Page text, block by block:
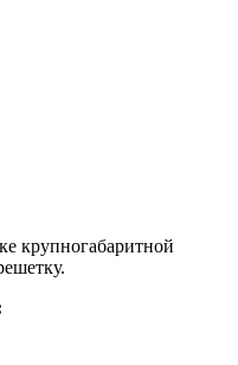
крупногабаритной